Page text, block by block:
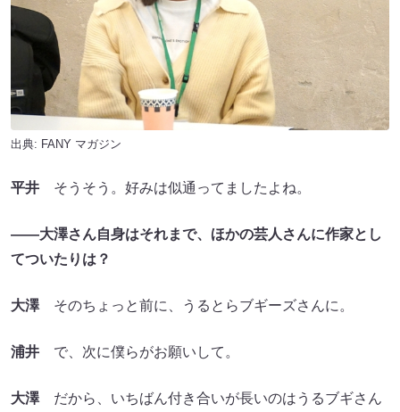
出典: FANY マガジン
平井 そうそう。好みは似通ってましたよね。
――大澤さん自身はそれまで、ほかの芸人さんに作家とし
てついたりは？
大澤そのちょっと前に、うるとらブギーズさんに。
浦井 で、次に僕らがお願いして。
大澤だから、いちばん付き合いが長いのはうるブギさん